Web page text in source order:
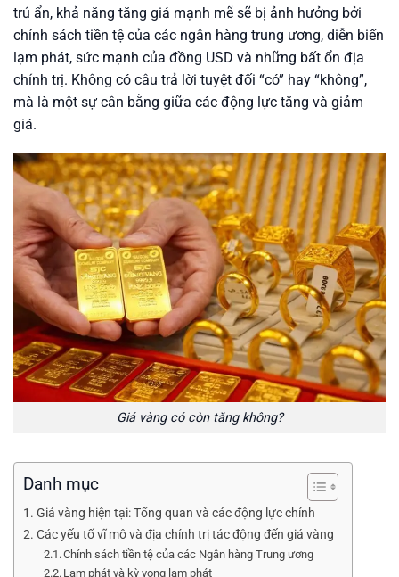
trú ẩn, khả năng tăng giá mạnh mẽ sẽ bị ảnh hưởng bởi
chính sách tiền tệ của các ngân hàng trung ương, diễn biến
lạm phát, sức mạnh của đồng USD và những bất ổn địa
chính trị. Không có câu trả lời tuyệt đối “có” hay “không”,
mà là một sự cân bằng giữa các động lực tăng và giảm
giá.
Giá vàng có còn tăng không?
Danh mục
Giá vàng hiện tại: Tổng quan và các động lực chính
Các yếu tố vĩ mô và địa chính trị tác động đến giá vàng
Chính sách tiền tệ của các Ngân hàng Trung ương
Lạm phát và kỳ vọng lạm phát